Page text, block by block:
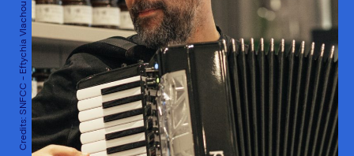
Credits: SNFCC - Eftychia Vlachou